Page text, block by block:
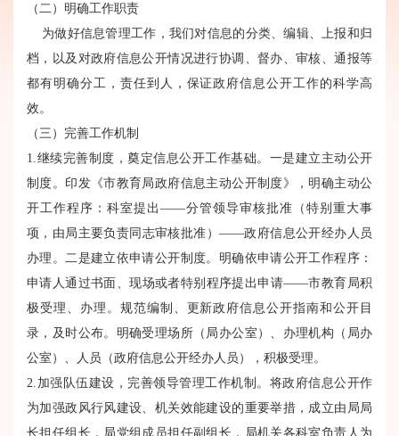
（二）明确工作职责
为做好信息管理工作，我们对信息的分类、编辑、上报和归
档，以及对政府信息公开情况进行协调、督办、审核、通报等
都有明确分工，责任到人，保证政府信息公开工作的科学高
效。
（三）完善工作机制
1.继续完善制度，奠定信息公开工作基础。一是建立主动公开
制度。印发《市教育局政府信息主动公开制度》，明确主动公
开工作程序：科室提出——分管领导审核批准（特别重大事
项，由局主要负责同志审核批准）——政府信息公开经办人员
办理。二是建立依申请公开制度。明确依申请公开工作程序：
申请人通过书面、现场或者特别程序提出申请——市教育局积
极受理、办理。规范编制、更新政府信息公开指南和公开目
录，及时公布。明确受理场所（局办公室）、办理机构（局办
公室）、人员（政府信息公开经办人员），积极受理。
2.加强队伍建设，完善领导管理工作机制。将政府信息公开作
为加强政风行风建设、机关效能建设的重要举措，成立由局局
长担任组长，局党组成员担任副组长，局机关各科室负责人为